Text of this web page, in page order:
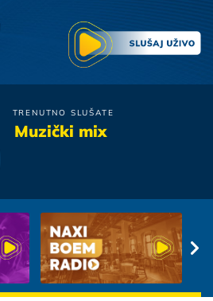
TRENUTNO SLUŠATE
Muzički mix
Eva Braun